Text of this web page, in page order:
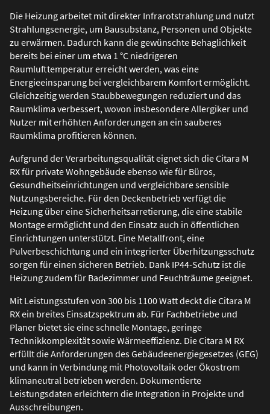
Die Heizung arbeitet mit direkter Infrarotstrahlung und nutzt
Strahlungsenergie, um Bausubstanz, Personen und Objekte
zu erwärmen. Dadurch kann die gewünschte Behaglichkeit
bereits bei einer um etwa 1 °C niedrigeren
Raumlufttemperatur erreicht werden, was eine
Energieeinsparung bei vergleichbarem Komfort ermöglicht.
Gleichzeitig werden Staubbewegungen reduziert und das
Raumklima verbessert, wovon insbesondere Allergiker und
Nutzer mit erhöhten Anforderungen an ein sauberes
Raumklima profitieren können.
Aufgrund der Verarbeitungsqualität eignet sich die Citara M
RX für private Wohngebäude ebenso wie für Büros,
Gesundheitseinrichtungen und vergleichbare sensible
Nutzungsbereiche. Für den Deckenbetrieb verfügt die
Heizung über eine Sicherheitsarretierung, die eine stabile
Montage ermöglicht und den Einsatz auch in öffentlichen
Einrichtungen unterstützt. Eine Metallfront, eine
Pulverbeschichtung und ein integrierter Überhitzungsschutz
sorgen für einen sicheren Betrieb. Dank IP44-Schutz ist die
Heizung zudem für Badezimmer und Feuchträume geeignet.
Mit Leistungsstufen von 300 bis 1100 Watt deckt die Citara M
RX ein breites Einsatzspektrum ab. Für Fachbetriebe und
Planer bietet sie eine schnelle Montage, geringe
Technikkomplexität sowie Wärmeeffizienz. Die Citara M RX
erfüllt die Anforderungen des Gebäudeenergiegesetzes (GEG)
und kann in Verbindung mit Photovoltaik oder Ökostrom
klimaneutral betrieben werden. Dokumentierte
Leistungsdaten erleichtern die Integration in Projekte und
Ausschreibungen.